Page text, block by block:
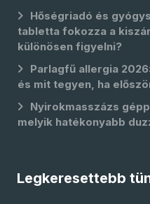
Hőségriadó és
tabletta fokozza a
különösen figyelni?
Parlagfű allergia
és mit tegyen, ha
Nyirokmasszázs
melyik hatékonyabb
Legkeresettebb